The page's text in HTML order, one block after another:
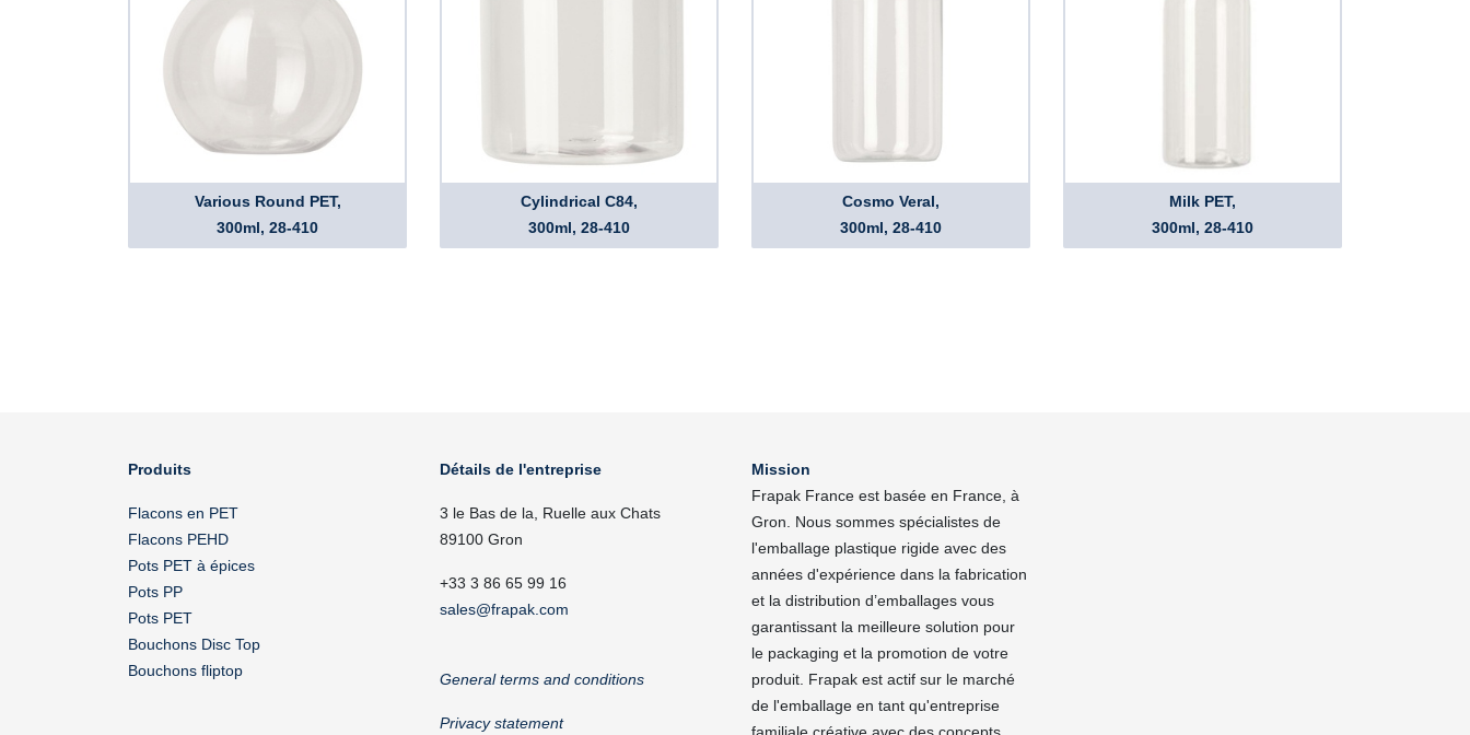
Various Round PET,
300ml, 28-410
Cylindrical C84,
300ml, 28-410
Cosmo Veral,
300ml, 28-410
Milk PET,
300ml, 28-410
Produits
Flacons en PET
Flacons PEHD
Pots PET à épices
Pots PP
Pots PET
Bouchons Disc Top
Bouchons fliptop
Détails de l'entreprise
3 le Bas de la, Ruelle aux Chats
89100 Gron
+33 3 86 65 99 16
sales@frapak.com
General terms and conditions
Privacy statement
Mission
Frapak France est basée en France, à
Gron. Nous sommes spécialistes de
l'emballage plastique rigide avec des
années d'expérience dans la fabrication
et la distribution d’emballages vous
garantissant la meilleure solution pour
le packaging et la promotion de votre
produit. Frapak est actif sur le marché
de l'emballage en tant qu'entreprise